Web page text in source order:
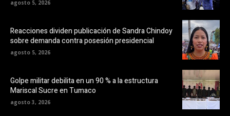
agosto 5, 2026
Reacciones dividen publicación de Sandra Chindoy
sobre demanda contra posesión presidencial
agosto 5, 2026
Golpe militar debilita en un 90 % a la estructura
Mariscal Sucre en Tumaco
agosto 3, 2026